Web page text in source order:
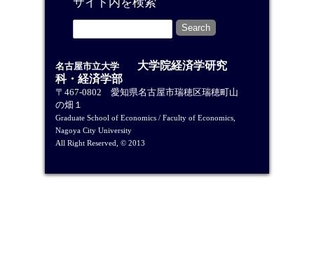
名古屋市立大学
大学院経済学研究
科・経済学部
〒467-0802 愛知県名古屋市瑞穂区瑞穂町山
の畑１
Graduate School of Economics / Faculty of Economics,
Nagoya City University
All Right Reserved, © 2013